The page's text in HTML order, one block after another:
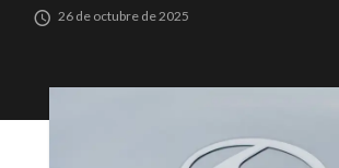
26 de octubre de 2025